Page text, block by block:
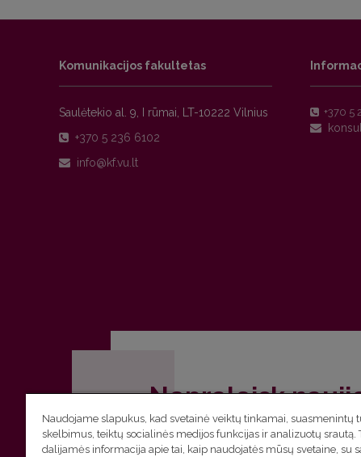
Komunikacijos fakultetas
Saulėtekio al. 9, I rūmai, LT-10222 Vilnius
+370 5 236 6102
+370 5
Nepraleisk
Užsiprenumeruok Komunikacijos
Naudojame slapukus, kad svetainė veiktų tinkamai, suasmenintų
skelbimus, teiktų socialinės medijos funkcijas ir analizuotų srautą.
dalijamės informacija apie tai, kaip naudojatės mūsų svetaine, su